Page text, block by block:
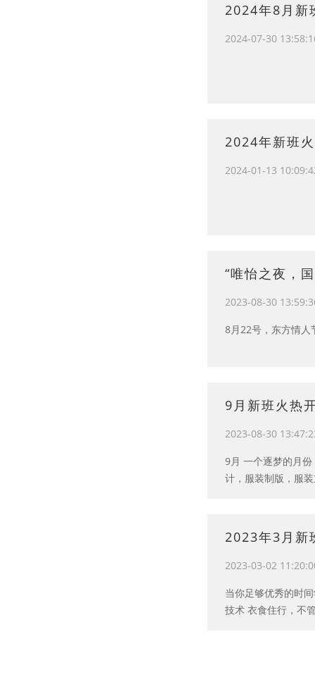
2024年8月新
2024-07-30
2024年新班
2024-01-13
“唯怡之夜，
2023-08-30
8月22号，东方情人
9月新班火热
2023-08-30
9月 一个逐梦的月
计，服装制版，服
2023年3月新
2023-03-02
当你足够优秀的时
技术 衣食住行，不